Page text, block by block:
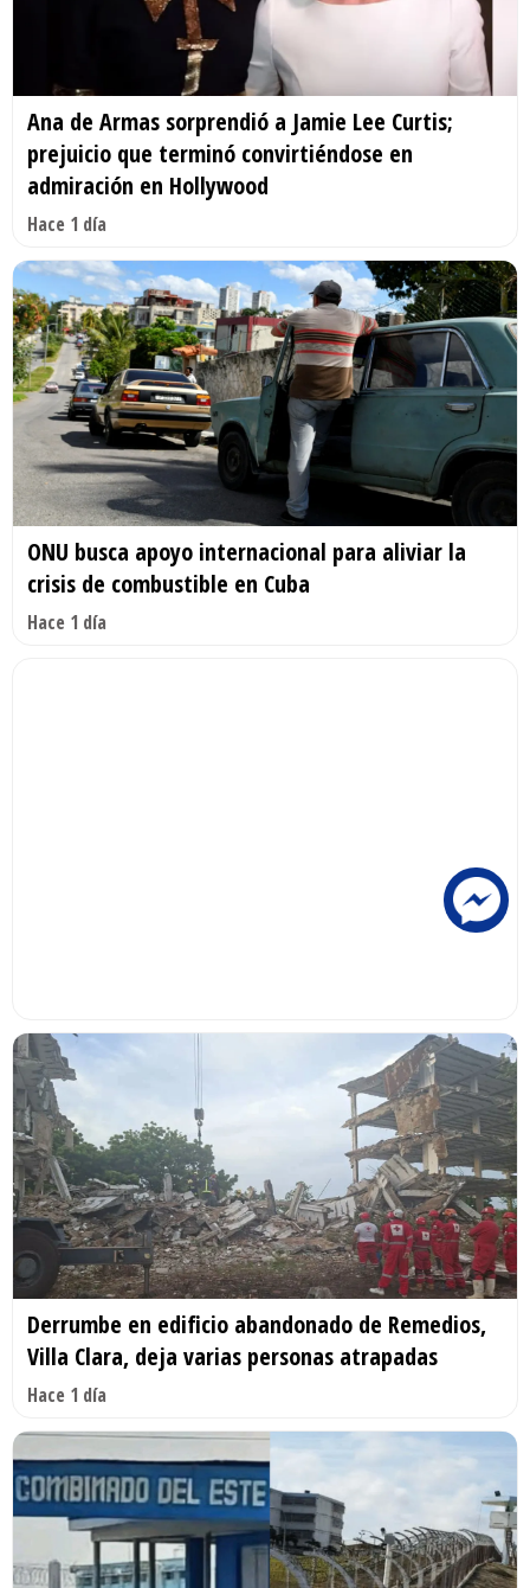
Ana de Armas sorprendió a Jamie Lee Curtis;
prejuicio que terminó convirtiéndose en
admiración en Hollywood
Hace 1 día
ONU busca apoyo internacional para aliviar la
crisis de combustible en Cuba
Hace 1 día
Derrumbe en edificio abandonado de Remedios,
Villa Clara, deja varias personas atrapadas
Hace 1 día